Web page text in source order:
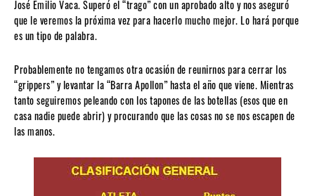
José Emilio Vaca. Superó el “trago” con un aprobado alto y nos aseguró
que le veremos la próxima vez para hacerlo mucho mejor. Lo hará porque
es un tipo de palabra.
Probablemente no tengamos otra ocasión de reunirnos para cerrar los
“grippers” y levantar la “Barra Apollon” hasta el año que viene. Mientras
tanto seguiremos peleando con los tapones de las botellas (esos que en
casa nadie puede abrir) y procurando que las cosas no se nos escapen de
las manos.